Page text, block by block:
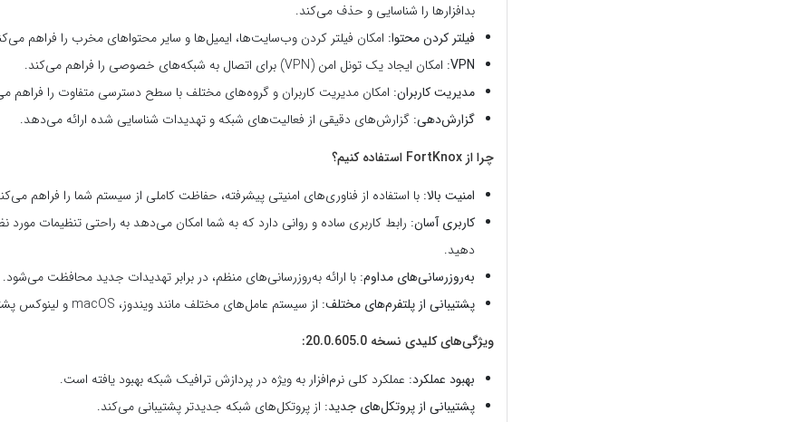
بدافزارها را شناسایی و حذف می‌کند.
فیلتر کردن محتوا: امکان فیلتر کردن وب‌سایت‌ها، ایمیل‌ها و سایر محتواهای مخرب را فراهم
VPN: امکان ایجاد یک تونل امن (VPN) برای اتصال به شبکه‌های خصوصی را فراهم می‌کند.
مدیریت کاربران: امکان مدیریت کاربران و گروه‌های مختلف با سطح دسترسی متفاوت را فراهم
گزارش‌دهی: گزارش‌های دقیقی از فعالیت‌های شبکه و تهدیدات شناسایی شده ارائه می‌دهد.
چرا از FortKnox استفاده کنیم؟
امنیت بالا: با استفاده از فناوری‌های امنیتی پیشرفته، حفاظت کاملی از سیستم شما را فراهم
کاربری آسان: رابط کاربری ساده و روانی دارد که به شما امکان می‌دهد به راحتی تنظیمات مورد
دهید.
به‌روزرسانی‌های مداوم: با ارائه به‌روزرسانی‌های منظم، در برابر تهدیدات جدید محافظت می‌شود.
پشتیبانی از پلتفرم‌های مختلف: از سیستم عامل‌های مختلف مانند ویندوز، macOS و لینوکس پشتیبانی می‌کند.
ویژگی‌های کلیدی نسخه 20.0.605.0:
بهبود عملکرد: عملکرد کلی نرم‌افزار به ویژه در پردازش ترافیک شبکه بهبود یافته است.
پشتیبانی از پروتکل‌های جدید: از پروتکل‌های شبکه جدیدتر پشتیبانی می‌کند.